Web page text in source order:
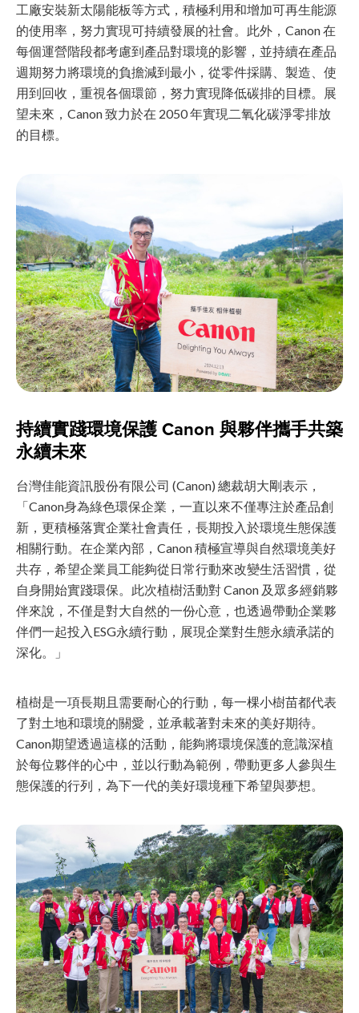
工廠安裝新太陽能板等方式，積極利用和增加可再生能源
的使用率，努力實現可持續發展的社會。此外，Canon 在
每個運營階段都考慮到產品對環境的影響，並持續在產品
週期努力將環境的負擔減到最小，從零件採購、製造、使
用到回收，重視各個環節，努力實現降低碳排的目標。展
望未來，Canon 致力於在 2050 年實現二氧化碳淨零排放
的目標。
持續實踐環境保護 Canon 與夥伴攜手共築
永續未來
台灣佳能資訊股份有限公司 (Canon) 總裁胡大剛表示，
「Canon身為綠色環保企業，一直以來不僅專注於產品創
新，更積極落實企業社會責任，長期投入於環境生態保護
相關行動。在企業內部，Canon 積極宣導與自然環境美好
共存，希望企業員工能夠從日常行動來改變生活習慣，從
自身開始實踐環保。此次植樹活動對 Canon 及眾多經銷夥
伴來說，不僅是對大自然的一份心意，也透過帶動企業夥
伴們一起投入ESG永續行動，展現企業對生態永續承諾的
深化。」
植樹是一項長期且需要耐心的行動，每一棵小樹苗都代表
了對土地和環境的關愛，並承載著對未來的美好期待。
Canon期望透過這樣的活動，能夠將環境保護的意識深植
於每位夥伴的心中，並以行動為範例，帶動更多人參與生
態保護的行列，為下一代的美好環境種下希望與夢想。